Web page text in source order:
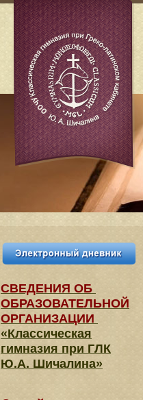
СВЕДЕНИЯ​ ОБ
ОБРАЗОВАТЕЛЬНОЙ
ОРГАНИЗАЦИИ
«Классическая
гимназия при ГЛК
Ю.А. Шичалина»